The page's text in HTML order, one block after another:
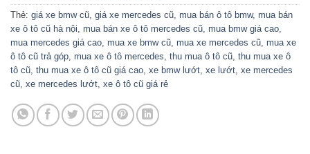
Thẻ: giá xe bmw cũ, giá xe mercedes cũ, mua bán ô tô bmw, mua bán
xe ô tô cũ hà nội, mua bán xe ô tô mercedes cũ, mua bmw giá cao,
mua mercedes giá cao, mua xe bmw cũ, mua xe mercedes cũ, mua xe
ô tô cũ trả góp, mua xe ô tô mercedes, thu mua ô tô cũ, thu mua xe ô
tô cũ, thu mua xe ô tô cũ giá cao, xe bmw lướt, xe lướt, xe mercedes
cũ, xe mercedes lướt, xe ô tô cũ giá rẻ